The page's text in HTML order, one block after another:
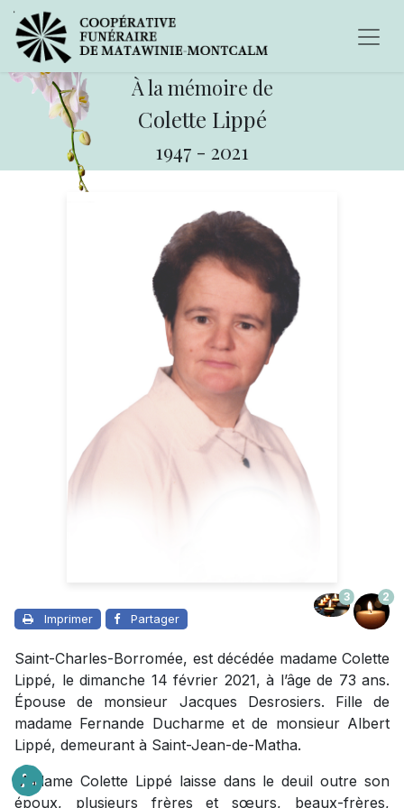
À la mémoire de
Colette Lippé
1947 - 2021
Imprimer Partager
3 2
Saint-Charles-Borromée, est décédée madame Colette
Lippé, le dimanche 14 février 2021, à l’âge de 73 ans.
Épouse de monsieur Jacques Desrosiers. Fille de
madame Fernande Ducharme et de monsieur Albert
Lippé, demeurant à Saint-Jean-de-Matha.
Madame Colette Lippé laisse dans le deuil outre son
époux, plusieurs frères et sœurs, beaux-frères,